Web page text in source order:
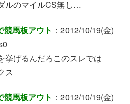
ルのマイルCS無し…
競馬板アウト ：2012/10/19(金)
挙げるんだろこのスレでは
ス
競馬板アウト ：2012/10/19(金)